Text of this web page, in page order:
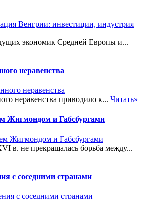
экономик Средней Европы и...
неравенства
неравенства приводило к... Читать»
Жигмондом и Габсбургами
в. не прекращалась борьба между...
с соседними странами